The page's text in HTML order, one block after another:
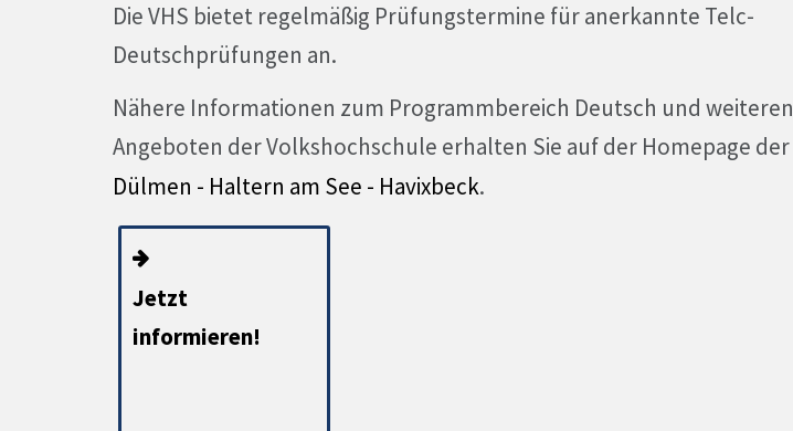
Die VHS bietet regelmäßig Prüfungstermine für anerkannte Telc-
Deutschprüfungen an.
Nähere Informationen zum Programmbereich Deutsch und weiteren
Angeboten der Volkshochschule erhalten Sie auf der Homepage der
Dülmen - Haltern am See - Havixbeck.
Jetzt
informieren!